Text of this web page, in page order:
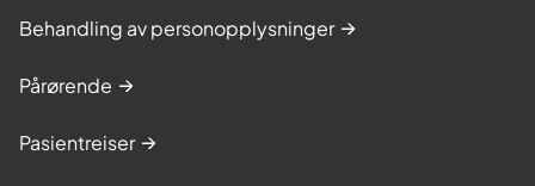
Behandling av personopplysninger
Pårørende
Pasientreiser